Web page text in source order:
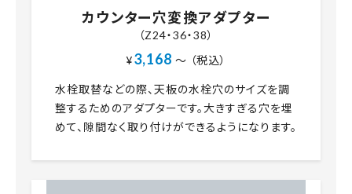
カウンター穴変換アダプター
（Z24・36・38）
¥3,168 ～ （税込）
水栓取替などの際、天板の水栓穴のサイズを調
整するためのアダプターです。大きすぎる穴を埋
めて、隙間なく取り付けができるようになります。